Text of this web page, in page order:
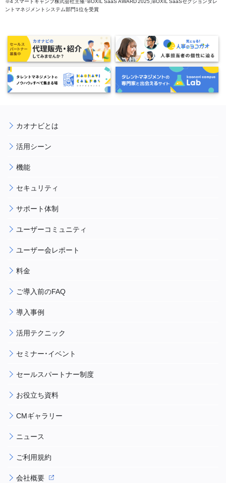
ントマネジメントシステム部門1位を受賞
カオナビとは
活用シーン
機能
セキュリティ
サポート体制
ユーザーコミュニティ
ユーザー会レポート
料金
ご導入前のFAQ
導入事例
活用テクニック
セミナー・イベント
セールスパートナー制度
お役立ち資料
CMギャラリー
ニュース
ご利用規約
会社概要